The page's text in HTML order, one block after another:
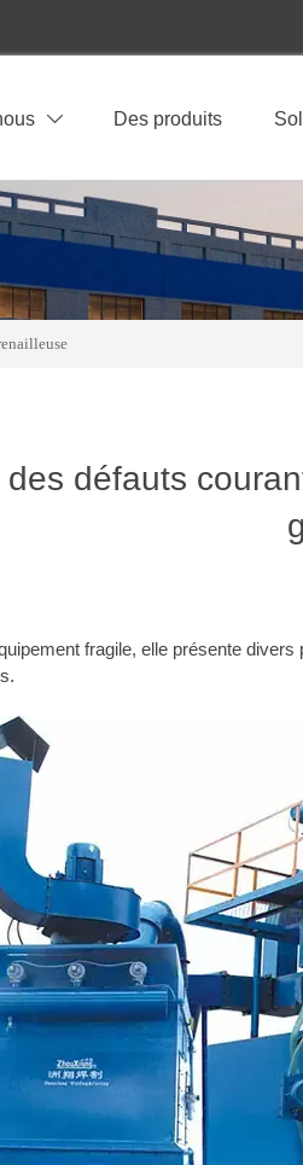
 Des produits
des défauts
fragile, elle présente